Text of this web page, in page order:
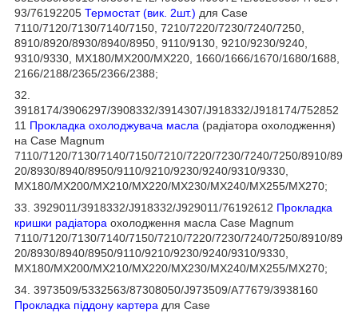
93/76192205 Термостат (вик. 2шт.) для Case
7110/7120/7130/7140/7150, 7210/7220/7230/7240/7250,
8910/8920/8930/8940/8950, 9110/9130, 9210/9230/9240,
9310/9330, MX180/MX200/MX220, 1660/1666/1670/1680/1688,
2166/2188/2365/2366/2388;
32.
3918174/3906297/3908332/3914307/J918332/J918174/752852
11 Прокладка охолоджувача масла (радіатора охолодження)
на Case Magnum
7110/7120/7130/7140/7150/7210/7220/7230/7240/7250/8910/89
20/8930/8940/8950/9110/9210/9230/9240/9310/9330,
MX180/MX200/MX210/MX220/MX230/MX240/MX255/MX270;
33. 3929011/3918332/J918332/J929011/76192612 Прокладка
кришки радіатора охолодження масла Case Magnum
7110/7120/7130/7140/7150/7210/7220/7230/7240/7250/8910/89
20/8930/8940/8950/9110/9210/9230/9240/9310/9330,
MX180/MX200/MX210/MX220/MX230/MX240/MX255/MX270;
34. 3973509/5332563/87308050/J973509/A77679/3938160
Прокладка піддону картера для Case